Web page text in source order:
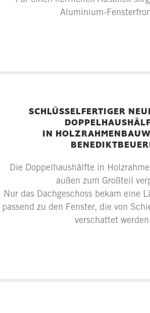
Aluminium-
SCHLÜSSELFERTIGER
IN
Die Doppelhaushälfte in
außen zum Großteil
Nur das Dachgeschoss bekam eine
passend zu den Fenster, die von
verschattet